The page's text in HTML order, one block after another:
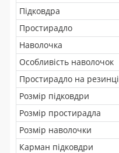
Підковдра
Простирадло
Наволочка
Особливість наволочок
Простирадло на резинці
Розмір підковдри
Розмір простирадла
Розмір наволочки
Карман підковдри